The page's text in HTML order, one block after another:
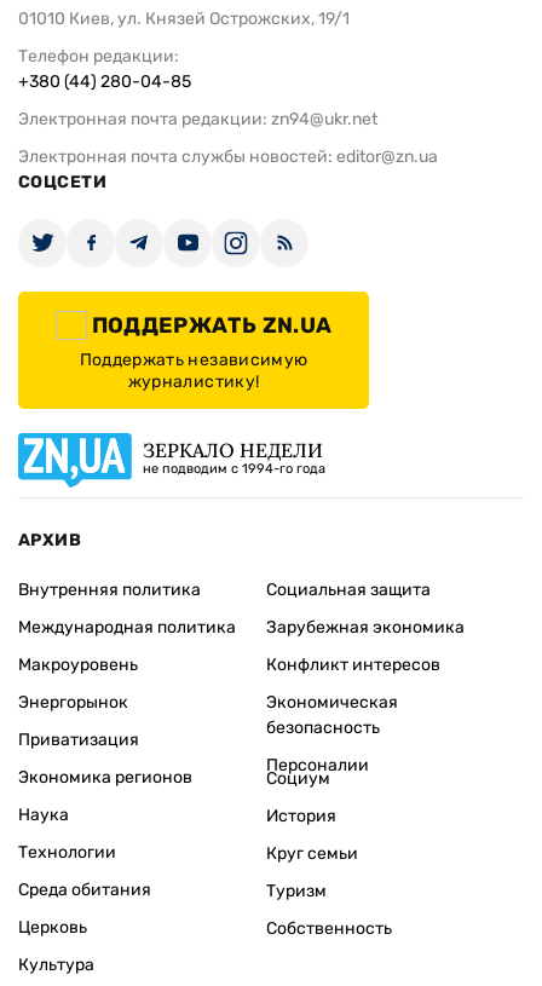
01010 Киев, ул. Князей Острожских, 19/1
Телефон редакции:
+380 (44) 280-04-85
Электронная почта редакции: zn94@ukr.net
Электронная почта службы новостей: editor@zn.ua
СОЦСЕТИ
ПОДДЕРЖАТЬ ZN.UA
Поддержать независимую
журналистику!
ЗЕРКАЛО НЕДЕЛИ
не подводим с 1994-го года
АРХИВ
Внутренняя политика
Международная политика
Макроуровень
Энергорынок
Приватизация
Экономика регионов
Социальная защита
Зарубежная экономика
Конфликт интересов
Экономическая
безопасность
Персоналии
Наука
Технологии
Среда обитания
Церковь
Культура
Социум
История
Круг семьи
Туризм
Собственность